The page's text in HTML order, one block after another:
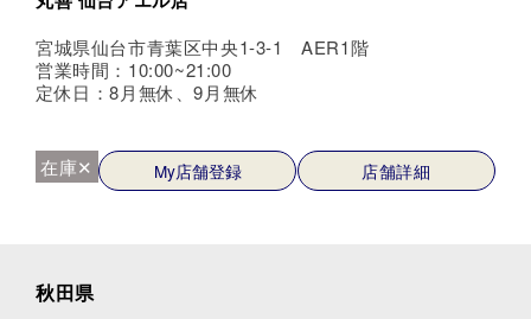
宮城県仙台市青葉区中央1-3-1 AER1階
営業時間：10:00~21:00
定休日：8月無休、9月無休
在庫✕ My店舗登録 店舗詳細
秋田県